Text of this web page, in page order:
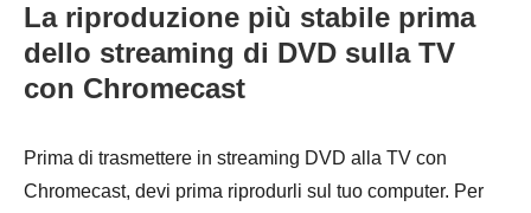
La riproduzione più stabile prima
dello streaming di DVD sulla TV
con Chromecast
Prima di trasmettere in streaming DVD alla TV con
Chromecast, devi prima riprodurli sul tuo computer. Per